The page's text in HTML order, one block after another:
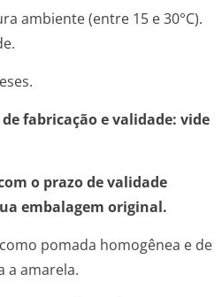
ambiente (entre 15 e 30°C).
fabricação e validade: vide
o prazo de validade
embalagem original.
pomada homogênea e de
a amarela.